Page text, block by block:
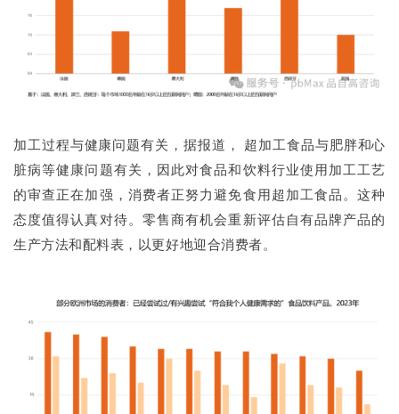
加工过程与健康问题有关，据报道， 超加工食品与肥胖和心
脏病等健康问题有关，因此对食品和饮料行业使用加工工艺
的审查正在加强，消费者正努力避免食用超加工食品。这种
态度值得认真对待。零售商有机会重新评估自有品牌产品的
生产方法和配料表，以更好地迎合消费者。